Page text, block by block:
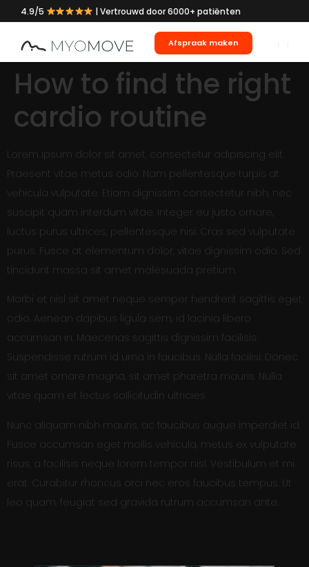
4.9/5 | Vertrouwd door 6000+ patiënten
Afspraak maken
How to find the right
cardio routine
Lorem ipsum dolor sit amet, consectetur adipiscing elit.
Praesent vitae metus odio. Nam pellentesque turpis at
vehicula vulputate. Etiam dignissim consectetur nibh, nec
suscipit quam interdum vitae. Integer eu justo ornare,
luctus purus ultrices, pellentesque nisi. Cras sed vulputate
purus. Fusce at elementum dolor, vitae dignissim odio. Sed
tincidunt massa sit amet malesuada pretium.
Morbi et nisl sit amet neque semper hendrerit sagittis eget
odio. Aenean dapibus ligula sem, id lacinia libero
accumsan in. Maecenas sagittis dignissim facilisis.
Suspendisse rutrum id urna in faucibus. Nulla facilisi. Donec
sit amet ornare magna, sit amet pharetra mauris. Nulla
vitae quam et lectus sollicitudin ultricies
Nunc aliquam nibh mauris, ac faucibus augue imperdiet id.
Fusce accumsan eget mollis vehicula, metus ex vulputate
risus, a facilisis neque lorem tempor nisl. Vestibulum et mi
erat. Curabitur rhoncus orci nec eros faucibus tempus. Ut
leo quam, feugiat sed gravida rutrum accumsan ante.